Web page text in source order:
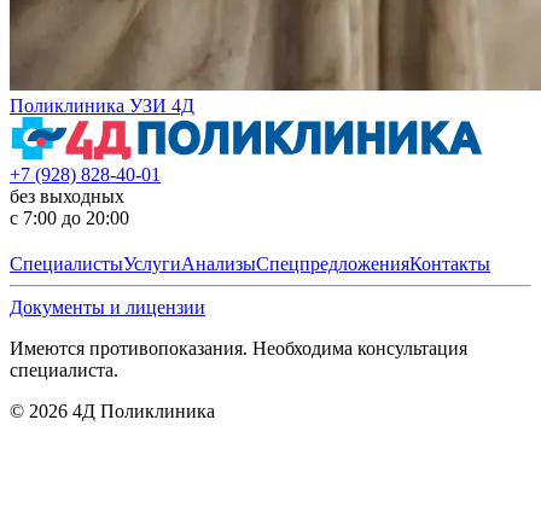
Поликлиника УЗИ 4Д
+7 (928) 828-40-01
без выходных
с 7:00 до 20:00
СпециалистыУслугиАнализыСпецпредложенияКонтакты
Документы и лицензии
Имеются противопоказания. Необходима консультация
специалиста.
© 2026 4Д Поликлиника